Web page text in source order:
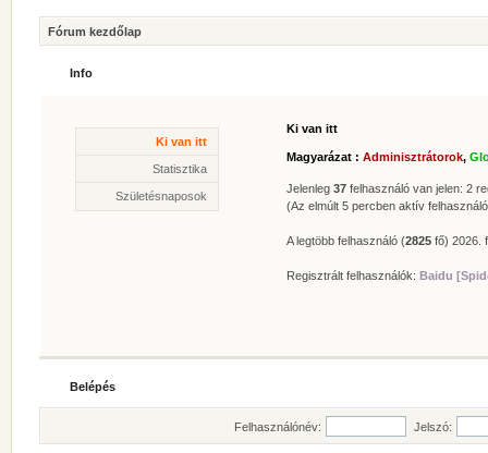
Fórum kezdőlap
Info
Ki van itt
Ki van itt
Magyarázat : Adminisztrátorok,
Jelenleg 37 felhasználó van jelen: 2
(Az elmúlt 5 percben aktív
A legtöbb felhasználó (2825 fő) 2026.
Regisztrált felhasználók: Baidu
Statisztika
Statisztika
* Hozzászólások száma:
62629
* Témák száma:
* Felhasználók száma: 606
* Legújabb regisztrált tagunk:Zolee
Születésnaposok
Belépés
Felhasználónév: Jelszó: